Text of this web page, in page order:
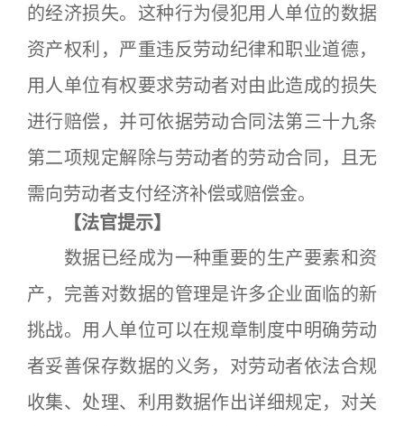
的经济损失。这种行为侵犯用人单位的数据
资产权利，严重违反劳动纪律和职业道德，
用人单位有权要求劳动者对由此造成的损失
进行赔偿，并可依据劳动合同法第三十九条
第二项规定解除与劳动者的劳动合同，且无
需向劳动者支付经济补偿或赔偿金。
【法官提示】
数据已经成为一种重要的生产要素和资
产，完善对数据的管理是许多企业面临的新
挑战。用人单位可以在规章制度中明确劳动
者妥善保存数据的义务，对劳动者依法合规
收集、处理、利用数据作出详细规定，对关